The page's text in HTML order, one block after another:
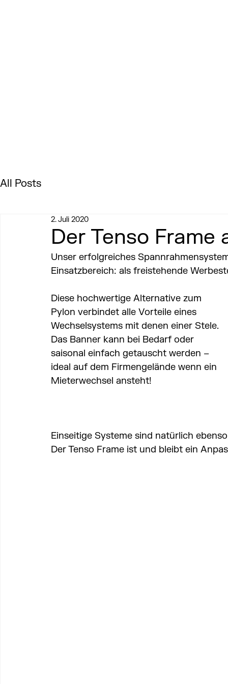
All Posts
Der Tenso Frame
2. Juli 2020
Unser erfolgreiches
Einsatzbereich: als freistehende
Diese hochwertige Alternative zum
Pylon verbindet alle Vorteile eines
Wechselsystems mit denen einer Stele.
Das Banner kann bei Bedarf oder
saisonal einfach getauscht werden –
ideal auf dem Firmengelände wenn ein
Mieterwechsel ansteht!
Einseitige Systeme sind natürlich
Der Tenso Frame ist und bleibt ein